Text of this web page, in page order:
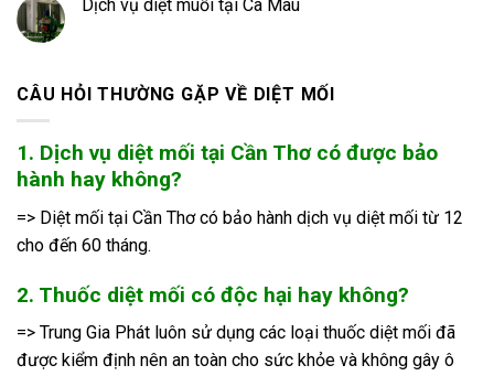
Dịch vụ diệt muỗi tại Cà Mau
CÂU HỎI THƯỜNG GẶP VỀ DIỆT MỐI
1. Dịch vụ diệt mối tại Cần Thơ có được bảo
hành hay không?
=> Diệt mối tại Cần Thơ có bảo hành dịch vụ diệt mối từ 12
cho đến 60 tháng.
2. Thuốc diệt mối có độc hại hay không?
=> Trung Gia Phát luôn sử dụng các loại thuốc diệt mối đã
được kiểm định nên an toàn cho sức khỏe và không gây ô